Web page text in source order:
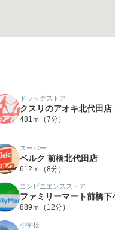
ドラッグストア
クスリのアオキ北代田店
481ｍ（7分）
スーパー
ベルク 前橋北代田店
612ｍ（8分）
コンビニエンスストア
ファミリーマート前橋下
889ｍ（12分）
小学校